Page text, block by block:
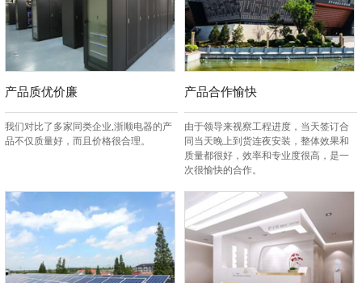
产品质优价廉
我们对比了多家同类企业,浙顺电器的产
品不仅质量好，而且价格很合理。
产品合作愉快
由于领导来视察工程进度，当天签订合
同当天晚上到货连夜安装，整体效果和
质量都很好，效率和专业度很高，是一
次很愉快的合作。